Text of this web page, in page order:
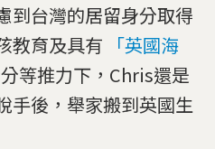
到台灣的居留身分取得
教育及具有
「英國海
等推力下，Chris還是
手後，舉家搬到英國生